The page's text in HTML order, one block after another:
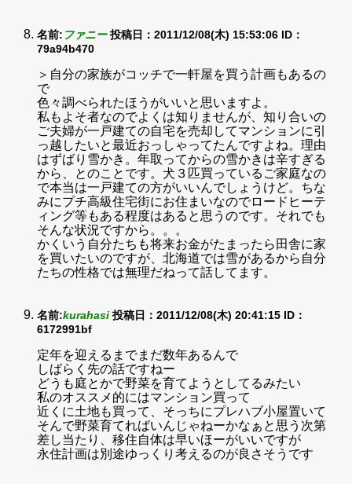
名前: ファニー 投稿日：2011/12/08(木) 15:53:06 ID：
79a94b470
＞自分の家族がコッチで一軒屋を買う計画もあるの
で
色々調べられたほうがいいと思いますよ。
私もよそ者なのでよくは知りませんが、知り合いの
ご夫婦が一戸建ての自宅を売却してマンションに引
っ越したいと最近おっしゃってたんですよね。理由
はずばり雪かき。年取ってからの雪かきは辛すぎる
から、とのことです。犬３匹買っているご家庭なの
で本当は一戸建ての方がいいんでしょうけど。ちな
みにプチ高級住宅街にお住まいなのでロードヒーテ
ィング等もある程度はあると思うのです。それでも
そんな状況ですから。。。
かくいう自分たちも将来お金がたまったら田舎に家
を買いたいのですが、北海道では雪があるから自分
たちの性格では無理だねって話してます。
名前:kurahasi 投稿日：2011/12/08(木) 20:41:15 ID：
6172991bf
定年を迎えるまでまだ数年あるんで
しばらく先の話ですねー
どうも庭とかで野菜を育てようとしてるみたい
私のオススメ的にはマンション買って
近くに土地も買って、そっちにプレハブ小屋置いて
そんで野菜育てればいんじゃねーかなぁと思う次第
差し当たり、移住自体は早いほーがいいですが
永住計画は別途ゆっくり考えるのが良さそうです